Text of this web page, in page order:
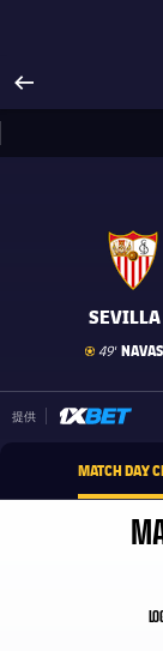
SEVILLA
ゴール
goal
49' NAVAS
提供
MATCH DAY